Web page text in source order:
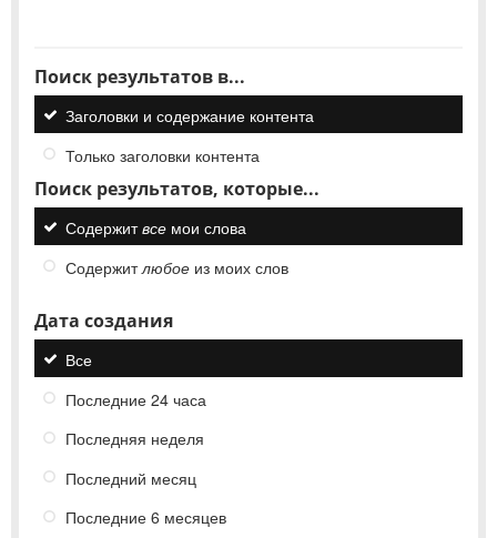
Поиск результатов в...
Заголовки и содержание контента
Только заголовки контента
Поиск результатов, которые...
Содержитвсе мои слова
Содержитлюбое из моих слов
Дата создания
Все
Последние 24 часа
Последняя неделя
Последний месяц
Последние 6 месяцев